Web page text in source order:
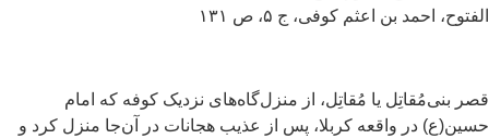
احمد بن اعثم کوفی، ج ۵، ص ۱۳۱
بنی‌مُقاتِل یا مُقاتِل، از منزل‌گاه‌های نزدیک کوفه که امام
در واقعه کربلا، پس از عذیب هجانات در آن‌جا منزل کرد و